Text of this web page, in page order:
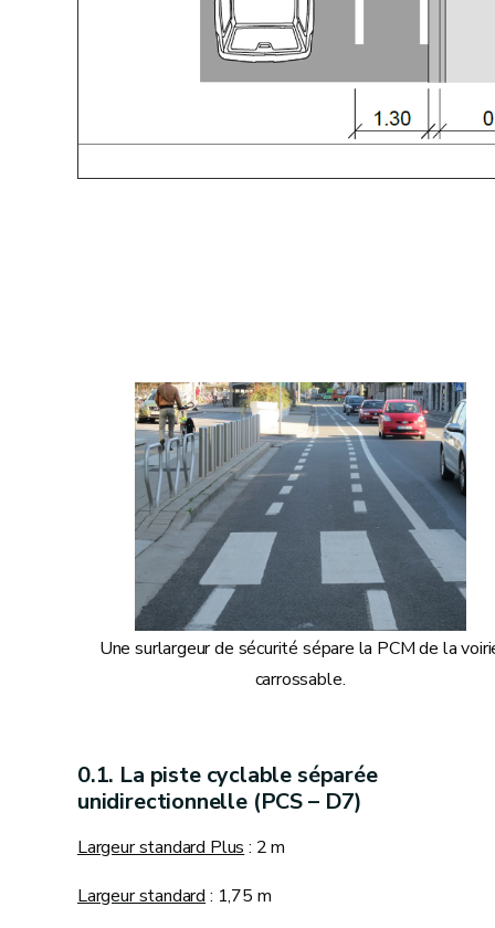
Une surlargeur de sécurité sépare la PCM de la
carrossable.
La piste cyclable séparée
unidirectionnelle (PCS – D7)
Largeur standard Plus : 2 m
Largeur standard : 1,75 m